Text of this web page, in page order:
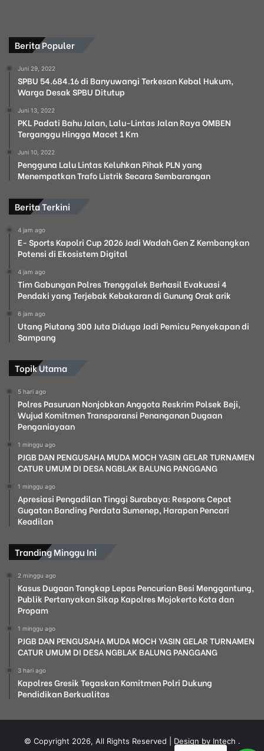
Berita Populer
Juni 29, 2022
SPBU 54.684.16 di Banyuwangi Terkesan Kebal Hukum,
Warga Desak SPBU Ditutup
Juni 13, 2022
PKL Padati Bahu Jalan, Lalu-Lintas Jalan Raya OMBEN
Terganggu Hingga Macet 1 Km
Juni 10, 2022
Pengguna Lalu Lintas Keluhkan Pihak PLN yang
Menempatkan Trafo Listrik Secara Sembarangan
Berita Terkini
4 jam ago
E- Sports Kapolri Cup 2026 Jadi Wadah Gen Z Kembangkan
Potensi di Ekosistem Digital
4 jam ago
Tim Gabungan Polres Trenggalek Berhasil Evakuasi 4
Pendaki yang Terjebak Kebakaran di Gunung Orak arik
6 jam ago
Utang Piutang 300 Juta Diduga Jadi Pemicu Penyekapan di
Sampang
Topik Utama
5 hari ago
Polres Pasuruan Nonjobkan Anggota Reskrim Polsek Beji,
Wujud Komitmen Transparansi Penanganan Dugaan
Penganiayaan
1 minggu ago
PJGB DAN PENGUSAHA MUDA MOCH YASIN GELAR TURNAMEN
CATUR UMUM DI DESA NGBLAK BALUNG PANGGANG
1 minggu ago
Apresiasi Pengadilan Tinggi Surabaya: Respons Cepat
Gugatan Banding Perdata Sumenep, Harapan Pencari
Keadilan
Tranding Minggu Ini
2 minggu ago
Kasus Dugaan Tangkap Lepas Pencurian Besi Menggantung,
Publik Pertanyakan Sikap Kapolres Mojokerto Kota dan
Propam
1 minggu ago
PJGB DAN PENGUSAHA MUDA MOCH YASIN GELAR TURNAMEN
CATUR UMUM DI DESA NGBLAK BALUNG PANGGANG
3 hari ago
Kapolres Gresik Tegaskan Komitmen Polri Dukung
Pendidikan Berkualitas
© Copyright 2026, All Rights Reserved | Design by Intech .